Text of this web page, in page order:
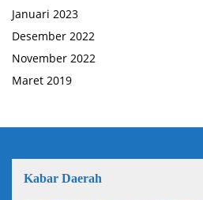
Januari 2023
Desember 2022
November 2022
Maret 2019
Kabar Daerah